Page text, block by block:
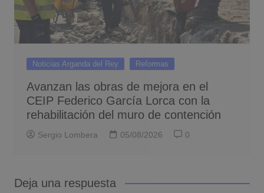
Noticias Arganda del Rey Reformas
Avanzan las obras de mejora en el
CEIP Federico García Lorca con la
rehabilitación del muro de contención
Sergio Lombera 05/08/2026 0
Deja una respuesta